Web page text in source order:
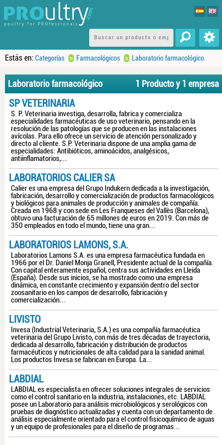
Estás en: Categorías > Farmacológicos > Laboratorio farmacológico
Laboratorio farmacológico 1 Producto y 1 empresa
SP VETERINARIA
S. P. Veterinaria investiga, desarrolla, fabrica y comercializa
especialidades farmacéuticas de uso veterinario, pensando en la
resolución de las patologías que se producen en las instalaciones
avícolas. Para ello ofrece un servicio de atención personalizado y
directo al cliente. S.P. Veterinaria dispone de una amplia gama de
especialidades: Antibióticos, aminoácidos, analgésicos,
antiinflamatorios,...
LABORATORIOS CALIER SA
Calier es una empresa del Grupo Indukern dedicada a la investigación,
fabricación, desarrollo y comercialización de productos farmacológicos
y biológicos para animales de producción y animales de compañía.
Creada en 1968 y con sede en Les Franqueses del Vallès (Barcelona),
obtuvo una facturación de 65 millones de euros en 2019. Con más de
350 empleados en todo el mundo, tiene una gran...
LABORATORIOS LAMONS, S.A.
Laboratorios Lamons S.A. es una empresa farmacéutica fundada en
1966 por el Dr. Daniel Monja Granell, Presidente actual de la compañía.
Con capital enteramente español, centra sus actividades en Lleida
(España). Desde sus inicios, se ha mostrado como una empresa
dinámica, en constante crecimiento y expansión dentro del sector
zoosanitario en los campos de desarrollo, fabricación y
comercialización...
LIVISTO
Invesa (Industrial Veterinaria, S.A.) es una compañía farmacéutica
veterinaria del Grupo Livisto, con más de tres décadas de trayectoria,
dedicada al desarrollo, fabricación y distribución de productos
farmacéuticos y nutricionales de alta calidad para la sanidad animal.
Los productos Invesa se fabrican en Europa. La...
LABDIAL
LABDIAL es especialista en ofrecer soluciones integrales de servicios
como el control sanitario en la industria, instalaciones, etc. LABDIAL
posee un Laboratorio para análisis microbiológicos y serológicos con
pruebas de diagnóstico actualizadas y cuenta con un departamento de
análisis especialmente orientado para el control fisicoquímico de aguas
y un equipo de profesionales para el diseño de programas...